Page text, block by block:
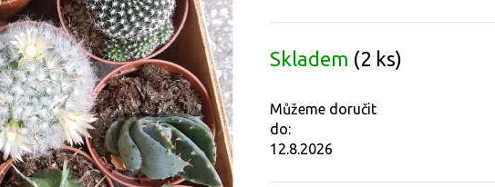
cena:
Skladem (2 ks)
Můžeme doručit
do:
12.8.2026